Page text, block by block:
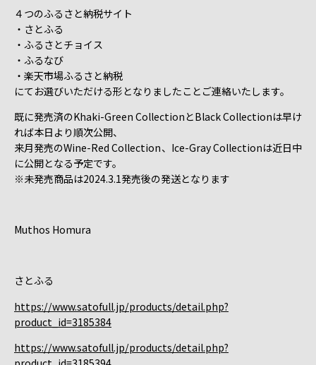
４つのふるさと納税サイト
・さとふる
・ふるさとチョイス
・ふるなび
・楽天市場ふるさと納税
にてお選びいただける形となりましたことご連絡いたします。
既に発売済のKhaki-Green CollectionとBlack Collectionは早け
れば本日より順次公開、
来月発売のWine-Red Collection、Ice-Gray Collectionは近日中
に公開となる予定です。
※未発売商品は2024.3.1発売後の発送となります
Muthos Homura
さとふる
https://www.satofull.jp/products/detail.php?
product_id=3185384
https://www.satofull.jp/products/detail.php?